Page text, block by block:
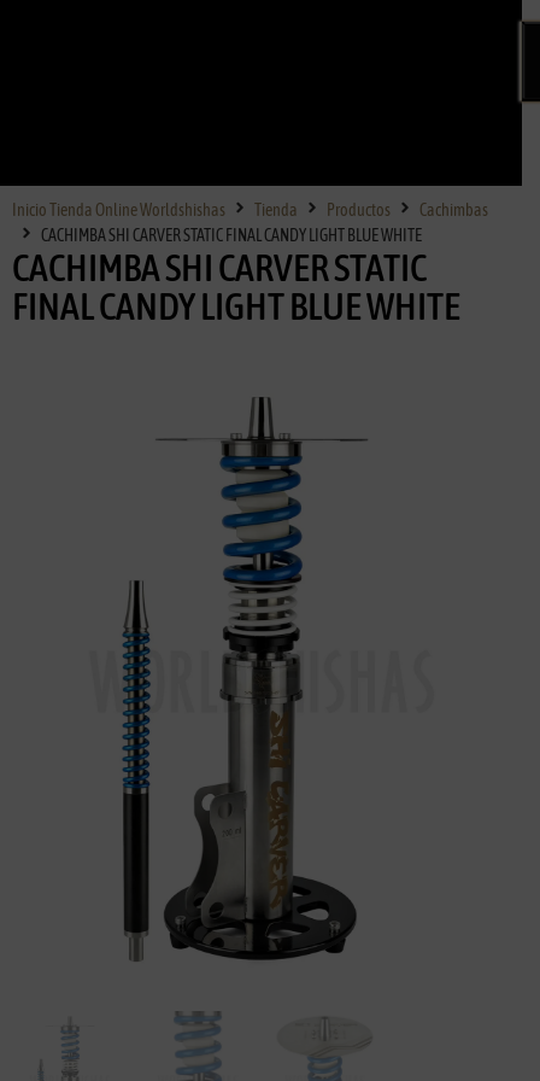
Inicio Tienda Online Worldshishas Tienda Productos
Cachimbas
CACHIMBA SHI CARVER STATIC FINAL CANDY LIGHT BLUE WHITE
CACHIMBA SHI CARVER STATIC
FINAL CANDY LIGHT BLUE WHITE